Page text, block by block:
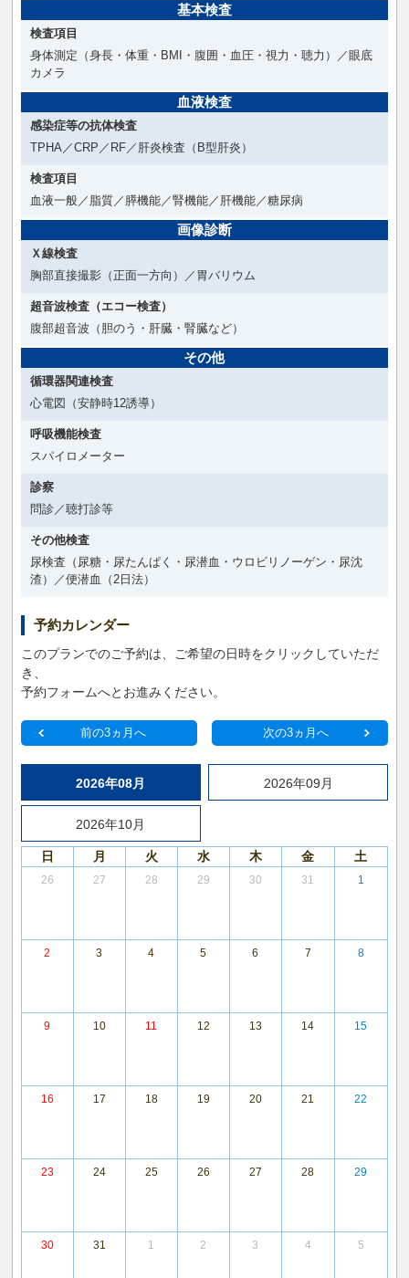
基本検査
検査項目
身体測定（身長・体重・BMI・腹囲・血圧・視力・聴力）／眼底
カメラ
血液検査
感染症等の抗体検査
TPHA／CRP／RF／肝炎検査（B型肝炎）
検査項目
血液一般／脂質／膵機能／腎機能／肝機能／糖尿病
画像診断
Ｘ線検査
胸部直接撮影（正面一方向）／胃バリウム
超音波検査（エコー検査）
腹部超音波（胆のう・肝臓・腎臓など）
その他
循環器関連検査
心電図（安静時12誘導）
呼吸機能検査
スパイロメーター
診察
問診／聴打診等
その他検査
尿検査（尿糖・尿たんぱく・尿潜血・ウロビリノーゲン・尿沈
渣）／便潜血（2日法）
予約カレンダー
このプランでのご予約は、ご希望の日時をクリックしていただ
き、
予約フォームへとお進みください。
前の3ヵ月へ 次の3ヵ月へ
2026年08月 2026年09月
2026年10月
日 月 火 水 木 金 土
26 27 28 29 30 31 1
2 3 4 5 6 7 8
9 10 11 12 13 14 15
16 17 18 19 20 21 22
23 24 25 26 27 28 29
30 31 1 2 3 4 5